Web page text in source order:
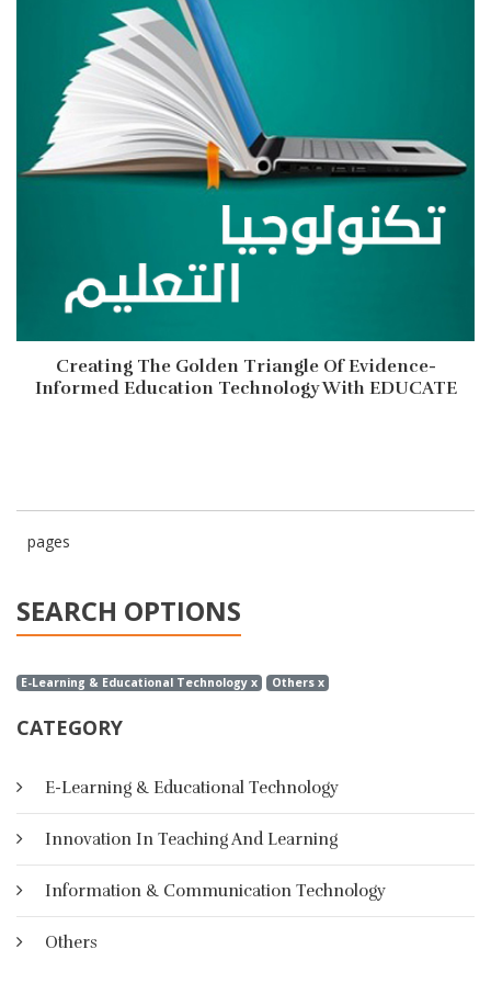
SEARCH OPTIONS
E-Learning & Educational Technology x Others x
CATEGORY
E-Learning & Educational Technology
Innovation In Teaching And Learning
Information & Communication Technology
Others
Creating The Golden Triangle Of Evidence-
Informed Education Technology With EDUCATE
pages